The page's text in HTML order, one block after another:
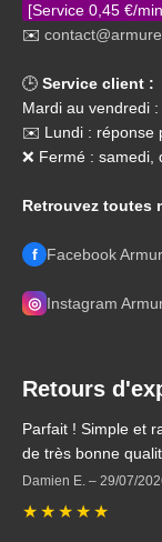
[Service 0,45 €/
✉️
🕒 Service client :
Mardi au vendredi
✉️ Lundi : réponse
❌ Fermé : samedi,
Retrouvez toutes
f Facebook
◎ Instagram
Retours
Parfait ! Simple et
de très bonne
Damien E. – 29/07/
★ ★ ★ ★ ★